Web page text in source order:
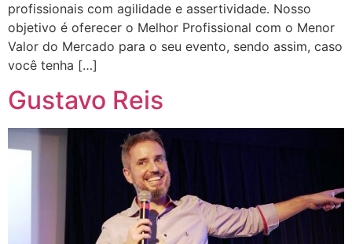
profissionais com agilidade e assertividade. Nosso
objetivo é oferecer o Melhor Profissional com o Menor
Valor do Mercado para o seu evento, sendo assim, caso
você tenha […]
Gustavo Reis